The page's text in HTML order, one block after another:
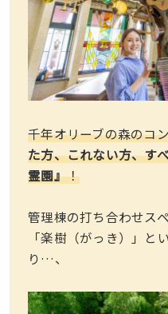
千年オリーブの森のコ
た方、これない方、す
霊園』！
管理棟の打ち合わせス
「楽樹（がっき）」と
り…、